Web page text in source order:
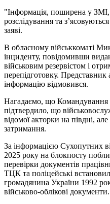
"Інформація, поширена у ЗМІ,
розслідування та
заяві.
В обласному військкоматі
інциденту, повідомивши
військовим резервістом і
перепідготовку.
інформацію відмовився.
Нагадаємо, що Командування
підтвердило, що
відомої акторки на півдні,
затримання.
За інформацією Сухопутних
2025 року на блокпосту
перевірки документів
ТЦК та поліцейські
громадянина України 1992
військово-облікові документи.